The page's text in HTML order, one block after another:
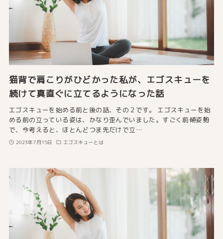
猫背で肩こりがひどかった私が、エゴスキューを
続けて真直ぐに立てるようになった話
エゴスキューを始める前と後の話、その２です。 エゴスキューを始
める前の立っている姿は、かなり歪んでいました。すごく前傾姿勢
で、今考えると、ほとんどつま先だけで立…
2023年7月15日 エゴスキューとは